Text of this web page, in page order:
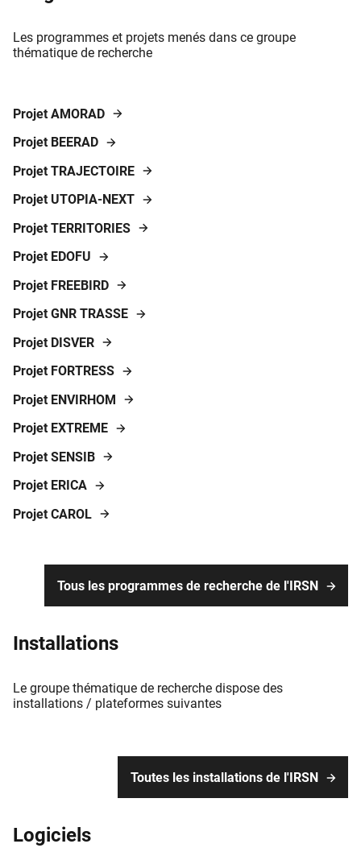
Les programmes et projets menés dans ce groupe
thématique de recherche
Projet AMORAD
Projet BEERAD
Projet TRAJECTOIRE
Projet UTOPIA-NEXT
Projet TERRITORIES
Projet EDOFU
Projet FREEBIRD
Projet GNR TRASSE
Projet DISVER
Projet FORTRESS
Projet ENVIRHOM
Projet EXTREME
Projet SENSIB
Projet ERICA
Projet CAROL
Tous les programmes de recherche de l'IRSN
Installations
Le groupe thématique de recherche dispose des
installations / plateformes suivantes
Toutes les installations de l'IRSN
Logiciels